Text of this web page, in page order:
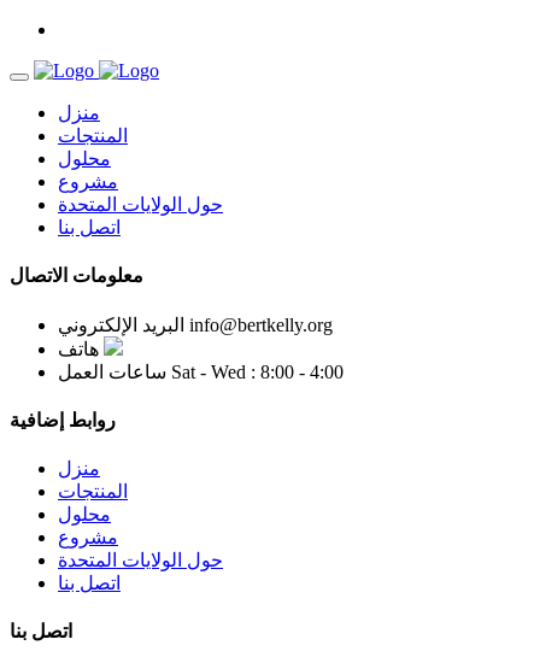
منزل
المنتجات
محلول
مشروع
حول الولايات المتحدة
اتصل بنا
معلومات الاتصال
البريد الإلكتروني info@bertkelly.org
هاتف
ساعات العمل Sat - Wed : 8:00 - 4:00
روابط إضافية
منزل
المنتجات
محلول
مشروع
حول الولايات المتحدة
اتصل بنا
اتصل بنا